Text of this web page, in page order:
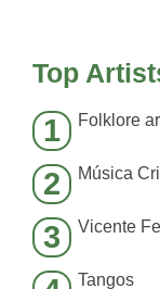
Top
1 Folklore
2 Música
3 Vicente
Tangos